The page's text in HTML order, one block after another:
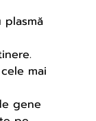
mai
gene